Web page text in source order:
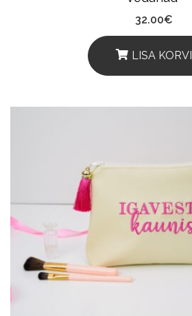
32.00€
LISA KORVI